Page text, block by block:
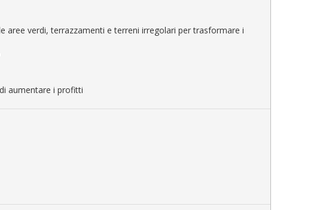
verdi, terrazzamenti e terreni irregolari per trasformare i
aumentare i profitti